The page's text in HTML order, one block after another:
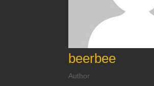
beerbee
Author